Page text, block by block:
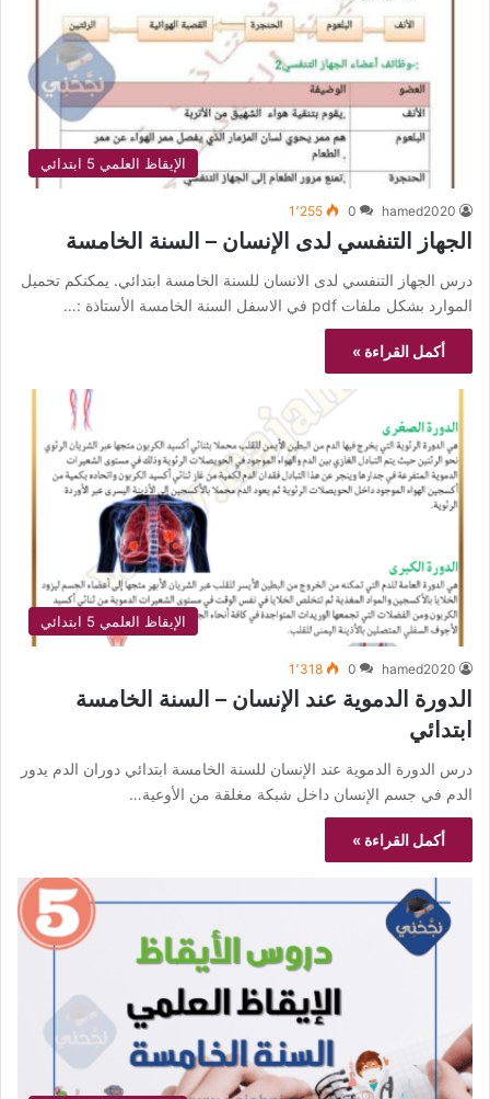
الإيقاظ العلمي 5 ابتدائي
hamed2020
0 1٬255
الجهاز التنفسي لدى الإنسان – السنة الخامسة
درس الجهاز التنفسي لدى الانسان للسنة الخامسة ابتدائي. يمكنكم تحميل
الموارد بشكل ملفات pdf في الاسفل السنة الخامسة الأستاذة :…
أكمل القراءة »
الإيقاظ العلمي 5 ابتدائي
hamed2020
0 1٬318
الدورة الدموية عند الإنسان – السنة الخامسة
ابتدائي
درس الدورة الدموية عند الإنسان للسنة الخامسة ابتدائي دوران الدم يدور
الدم في جسم الإنسان داخل شبكة مغلقة من الأوعية…
أكمل القراءة »